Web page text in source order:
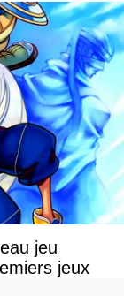
jeu
jeux